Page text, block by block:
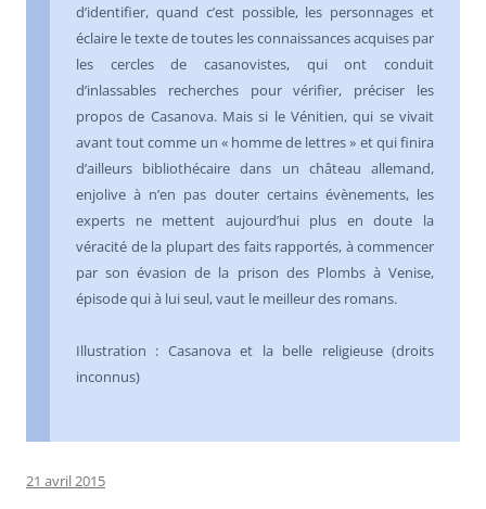
d’identifier, quand c’est possible, les personnages et
éclaire le texte de toutes les connaissances acquises par
les cercles de casanovistes, qui ont conduit
d’inlassables recherches pour vérifier, préciser les
propos de Casanova. Mais si le Vénitien, qui se vivait
avant tout comme un « homme de lettres » et qui finira
d’ailleurs bibliothécaire dans un château allemand,
enjolive à n’en pas douter certains évènements, les
experts ne mettent aujourd’hui plus en doute la
véracité de la plupart des faits rapportés, à commencer
par son évasion de la prison des Plombs à Venise,
épisode qui à lui seul, vaut le meilleur des romans.
Illustration : Casanova et la belle religieuse (droits
inconnus)
21 avril 2015